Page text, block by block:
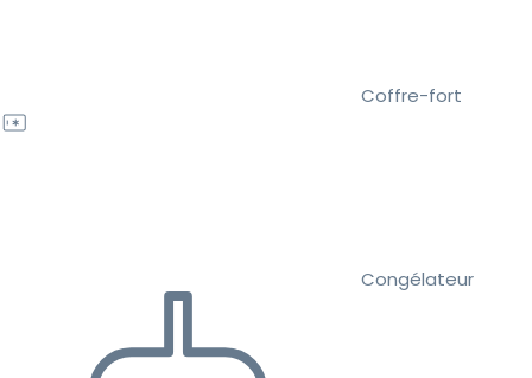
Coffre-fort
Congélateur